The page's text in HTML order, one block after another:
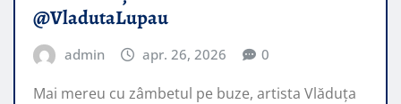
@VladutaLupau
admin apr. 26, 2026 0
Mai mereu cu zâmbetul pe buze, artista Vlăduța